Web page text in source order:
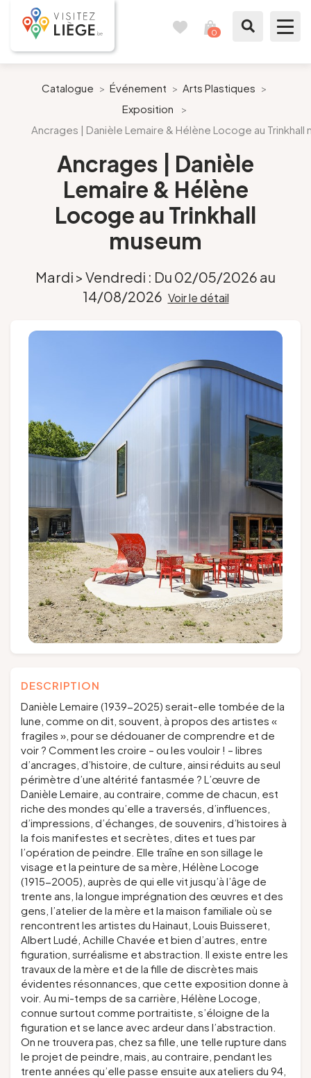
0
Préparer mon séjour
Nos suggestions
Pays de Liège
Suivez-nous
Groupes et voyagistes
NL
Catalogue > Événement > Arts Plastiques >
Exposition
>
Ancrages | Danièle Lemaire & Hélène Locoge au Trinkhall
Ancrages | Danièle
Lemaire & Hélène
Locoge au Trinkhall
museum
Mardi > Vendredi : Du 02/05/2026 au
14/08/2026 Voir le détail
DESCRIPTION
Danièle Lemaire (1939-2025) serait-elle tombée de la
lune, comme on dit, souvent, à propos des artistes «
fragiles », pour se dédouaner de comprendre et de
voir ? Comment les croire – ou les vouloir ! – libres
d’ancrages, d’histoire, de culture, ainsi réduits au seul
périmètre d’une altérité fantasmée ? L’œuvre de
Danièle Lemaire, au contraire, comme de chacun, est
riche des mondes qu’elle a traversés, d’influences,
d’impressions, d’échanges, de souvenirs, d’histoires à
la fois manifestes et secrètes, dites et tues par
l’opération de peindre. Elle traîne en son sillage le
visage et la peinture de sa mère, Hélène Locoge
(1915-2005), auprès de qui elle vit jusqu’à l’âge de
trente ans, la longue imprégnation des œuvres et des
gens, l’atelier de la mère et la maison familiale où se
rencontrent les artistes du Hainaut, Louis Buisseret,
Albert Ludé, Achille Chavée et bien d’autres, entre
figuration, surréalisme et abstraction. Il existe entre les
travaux de la mère et de la fille de discrètes mais
évidentes résonnances, que cette exposition donne à
voir. Au mi-temps de sa carrière, Hélène Locoge,
connue surtout comme portraitiste, s’éloigne de la
figuration et se lance avec ardeur dans l’abstraction.
On ne trouvera pas, chez sa fille, une telle rupture dans
le projet de peindre, mais, au contraire, pendant les
trente années qu’elle passe ensuite aux ateliers du 94,